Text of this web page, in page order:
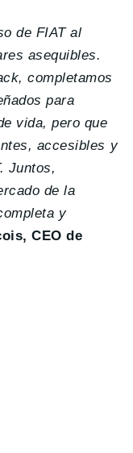
de FIAT al
asequibles.
completamos
para
vida, pero que
accesibles y
Juntos,
de la
y
CEO de